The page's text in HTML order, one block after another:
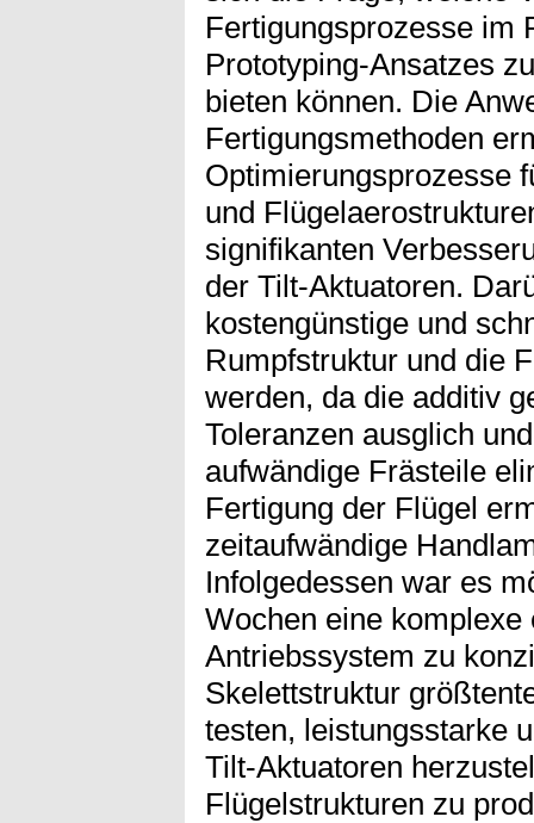
Fertigungsprozesse im
Prototyping-Ansatzes
bieten können. Die
Fertigungsmethoden
Optimierungsprozesse
und
signifikanten
der Tilt-Aktuatoren.
kostengünstige und
Rumpfstruktur und die
werden, da die additiv
Toleranzen ausglich
aufwändige Frästeile
Fertigung der Flügel
zeitaufwändige
Infolgedessen war es
Wochen eine
Antriebssystem zu
Skelettstruktur
testen, leistungsstarke
Tilt-Aktuatoren
Flügelstrukturen zu